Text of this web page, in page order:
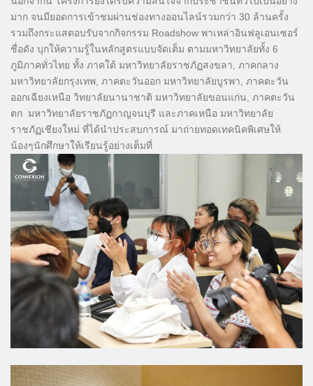
มาก จนมียอดการเข้าชมผ่านช่องทางออนไลน์รวมกว่า 30 ล้านครั้ง
รวมถึงกระแสตอบรับจากกิจกรรม Roadshow พาเหล่าอินฟลูเอนเซอร์
ชื่อดัง บุกให้ความรู้ในหลักสูตรแบบจัดเต็ม ตามมหาวิทยาลัยทั้ง 6
ภูมิภาคทั่วไทย ทั้ง ภาคใต้ มหาวิทยาลัยราชภัฏสงขลา, ภาคกลาง
มหาวิทยาลัยกรุงเทพ, ภาคตะวันออก มหาวิทยาลัยบูรพา, ภาคตะวัน
ออกเฉียงเหนือ วิทยาลัยนานาชาติ มหาวิทยาลัยขอนแก่น, ภาคตะวัน
ตก มหาวิทยาลัยราชภัฏกาญจนบุรี และภาคเหนือ มหาวิทยาลัย
ราชภัฏเชียงใหม่ ที่ได้นำประสบการณ์ มาถ่ายทอดเทคนิคพิเศษให้
น้องๆนักศึกษาให้เรียนรู้อย่างเต็มที่